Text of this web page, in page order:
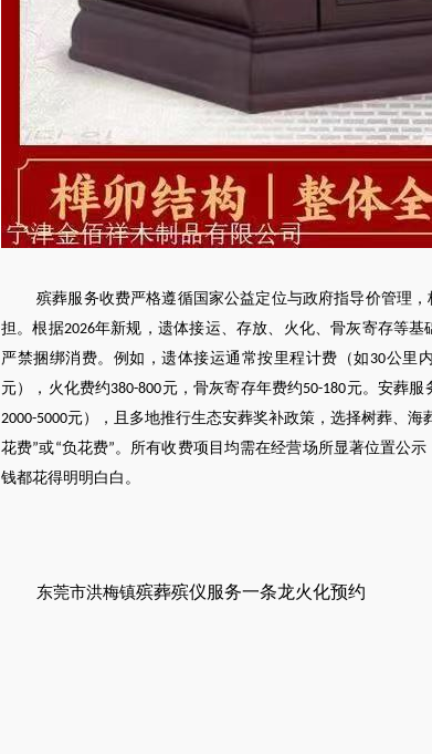
殡葬服务收费严格遵循国家公益定位与政府指导价管理，
担。根据2026年新规，遗体接运、存放、火化、骨灰寄存等基
严禁捆绑消费。例如，遗体接运通常按里程计费（如 30公里
元），火化费约380-800元，骨灰寄存年费约50-180元。安葬服
2000-5000元），且多地推行生态安葬奖补政策，选择树葬、
花费”或“负花费” 。所有收费项目均需在经营场所显著位置公
钱都花得明明白白。
东莞市洪梅镇殡葬殡仪服务一条龙火化预约